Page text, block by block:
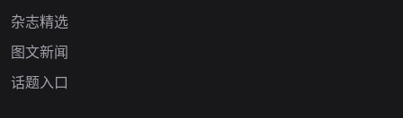
杂志精选
图文新闻
话题入口